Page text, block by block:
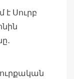
է Սուրբ